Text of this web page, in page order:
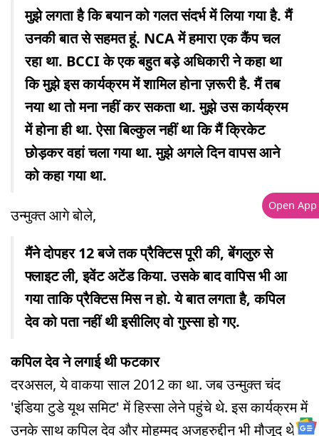
मुझे लगता है कि बयान को गलत संदर्भ में लिया गया है. मैं
उनकी बात से सहमत हूं. NCA में हमारा एक कैंप चल
रहा था. BCCI के एक बहुत बड़े अधिकारी ने कहा था
कि मुझे इस कार्यक्रम में शामिल होना ज़रूरी है. मैं तब
नया था तो मना नहीं कर सकता था. मुझे उस कार्यक्रम
में होना ही था. ऐसा बिल्कुल नहीं था कि मैं क्रिकेट
छोड़कर वहां चला गया था. मुझे अगले दिन वापस आने
को कहा गया था.
उन्मुक्त आगे बोले,
मैंने दोपहर 12 बजे तक प्रैक्टिस पूरी की, बेंगलुरु से
फ्लाइट ली, इवेंट अटेंड किया. उसके बाद वापिस भी आ
गया ताकि प्रैक्टिस मिस न हो. ये बात लगता है, कपिल
देव को पता नहीं थी इसीलिए वो गुस्सा हो गए.
कपिल देव ने लगाई थी फटकार
दरअसल, ये वाकया साल 2012 का था. जब उन्मुक्त चंद
'इंडिया टुडे यूथ समिट' में हिस्सा लेने पहुंचे थे. इस कार्यक्रम में
उनके साथ कपिल देव और मोहम्मद अजहरुद्दीन भी मौजूद थे.
Open App